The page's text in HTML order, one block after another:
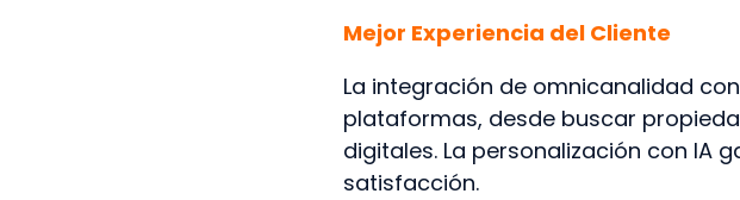
Mejor Experiencia del Cliente
La integración de omnicanalidad
plataformas, desde buscar
digitales. La personalización con IA
satisfacción.